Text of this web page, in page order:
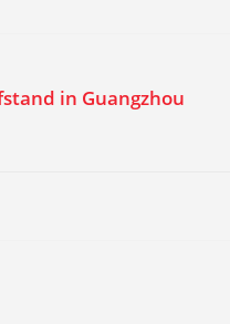
in Guangzhou